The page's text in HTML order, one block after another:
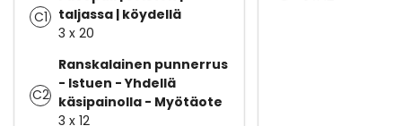
C1
taljassa | köydellä
3 x 20
C2
Ranskalainen punnerrus
- Istuen - Yhdellä
käsipainolla - Myötäote
3 x 12